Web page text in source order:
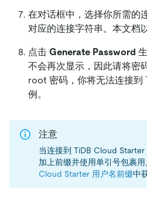
在对话框中，选择你所需的
对应的连接字符串。本文档
点击 Generate Password
不会再次显示，因此请将密
root 密码，你将无法连接
例。
注意
当连接到 TiDB Cloud
加上前缀并使用单引号包裹
Cloud Starter 用户名前缀中